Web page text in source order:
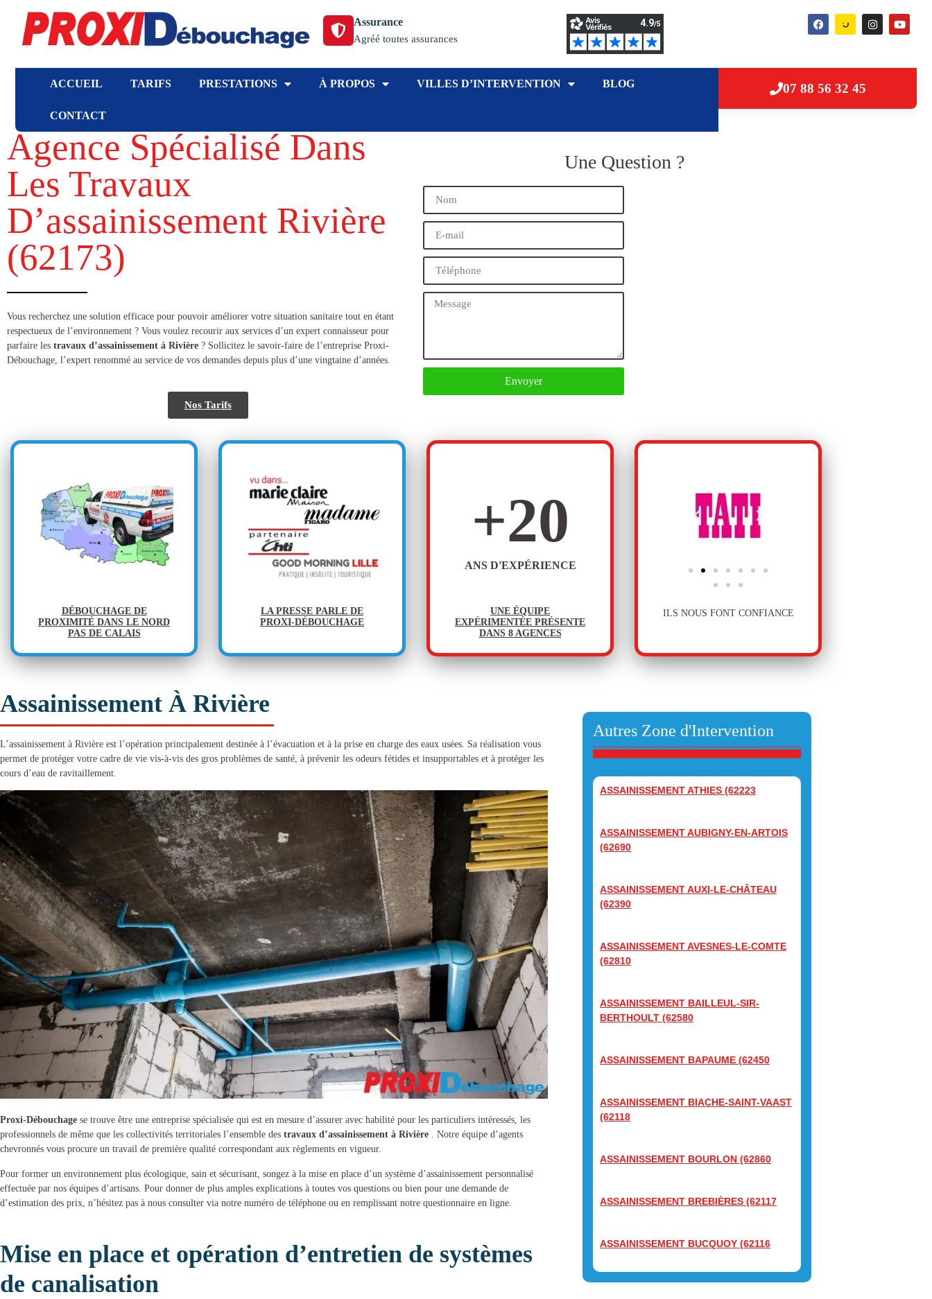
Assurance
Agréé toutes assurances
ACCUEIL TARIFS PRESTATIONS À PROPOS VILLES D’INTERVENTION BLOG
CONTACT
07 88 56 32 45
Agence Spécialisé Dans
Les Travaux
D’assainissement Rivière
(62173​)
​​Vous recherchez une solution efficace pour pouvoir améliorer votre situation sanitaire tout en étant
respectueux de l’environnement ? Vous voulez recourir aux services d’un expert connaisseur pour
parfaire les travaux d’assainissement à Rivière ? Sollicitez le savoir-faire de l’entreprise Proxi-
Débouchage, l’expert renommé au service de vos demandes depuis plus d’une vingtaine d’années.
Nos Tarifs
Une Question ?
Envoyer
DÉBOUCHAGE DE
PROXIMITÉ DANS LE NORD
PAS DE CALAIS
LA PRESSE PARLE DE
PROXI-DÉBOUCHAGE
ANS D'EXPÉRIENCE
+20
UNE ÉQUIPE
EXPÉRIMENTÉE PRÉSENTE
DANS 8 AGENCES
ILS NOUS FONT CONFIANCE
Assainissement À Rivière
L’assainissement à Rivière est l’opération principalement destinée à l’évacuation et à la prise en charge des eaux usées. Sa réalisation vous
permet de protéger votre cadre de vie vis-à-vis des gros problèmes de santé, à prévenir les odeurs fétides et insupportables et à protéger les
cours d’eau de ravitaillement.
Proxi-Débouchage se trouve être une entreprise spécialisée qui est en mesure d’assurer avec habilité pour les particuliers intéressés, les
professionnels de même que les collectivités territoriales l’ensemble des travaux d’assainissement à Rivière . Notre équipe d’agents
chevronnés vous procure un travail de première qualité correspondant aux règlements en vigueur.
Pour former un environnement plus écologique, sain et sécurisant, songez à la mise en place d’un système d’assainissement personnalisé
effectuée par nos équipes d’artisans. Pour donner de plus amples explications à toutes vos questions ou bien pour une demande de
d’estimation des prix, n’hésitez pas à nous consulter via notre numéro de téléphone ou en remplissant notre questionnaire en ligne.
Mise en place et opération d’entretien de systèmes
de canalisation
Autres Zone d'Intervention
ASSAINISSEMENT ATHIES (62223
ASSAINISSEMENT AUBIGNY-EN-ARTOIS
(62690
ASSAINISSEMENT AUXI-LE-CHÂTEAU
(62390
ASSAINISSEMENT AVESNES-LE-COMTE
(62810
ASSAINISSEMENT BAILLEUL-SIR-
BERTHOULT (62580
ASSAINISSEMENT BAPAUME (62450
ASSAINISSEMENT BIACHE-SAINT-VAAST
(62118
ASSAINISSEMENT BOURLON (62860
ASSAINISSEMENT BREBIÈRES (62117
ASSAINISSEMENT BUCQUOY (62116